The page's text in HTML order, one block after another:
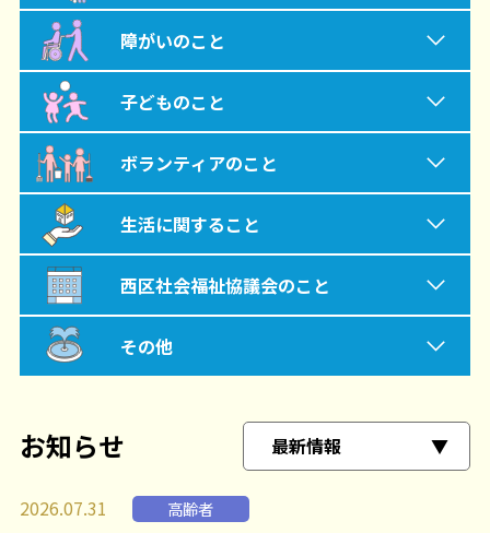
西区地域包括支援センター
認知症初期集中支援チーム
介護予防事業
生活支援体制整備事業
西区見守り相談室
西区地域福祉見守り活動応援事業
老人福祉センター
障がいのこと
西区見守り相談室
西区地域福祉見守り活動応援事業
障がい者・児ネットワーク
障がい者支援関連団体
福祉教育・防災教育
子どものこと
子ども・子育てプラザ
ぷらっとほーむ西（不登校支援）
てをつなごう！
こどもの居場所（こども食堂 等）
福祉教育・防災教育
ボランティアのこと
西区ボランティア・市民活動センター
ボランティアグループの紹介
ボランティア情報誌「ボラにし」
ボランティアをしたい
ボランティア保険
生活に関すること
生活福祉資金貸付相談事業
生活困窮者自立支援窓口
業）
西区社会福祉協議会のこと
西区社会福祉協議会について
その他
西区コミュニティ育成事業
西区社会福祉施設連絡会
お知らせ
2026.07.31 高齢者